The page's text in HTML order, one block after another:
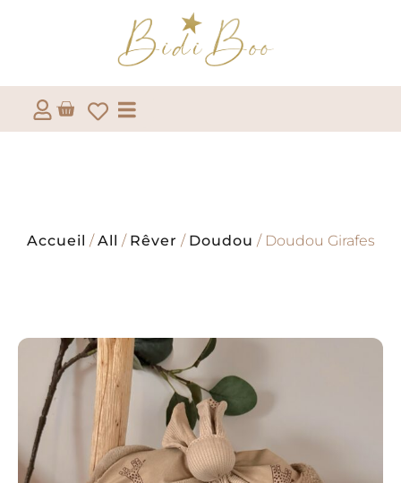
Accueil /All / Rêver / Doudou / Doudou Girafes